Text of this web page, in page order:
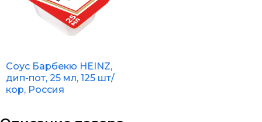
Соус Барбекю HEINZ,
дип-пот, 25 мл, 125 шт/
кор, Россия